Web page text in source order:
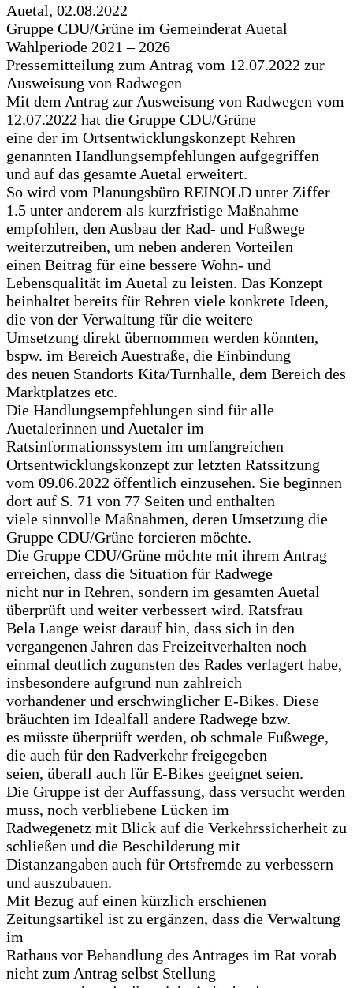
Auetal, 02.08.2022
Gruppe CDU/Grüne im Gemeinderat Auetal
Wahlperiode 2021 – 2026
Pressemitteilung zum Antrag vom 12.07.2022 zur
Ausweisung von Radwegen
Mit dem Antrag zur Ausweisung von Radwegen vom
12.07.2022 hat die Gruppe CDU/Grüne
eine der im Ortsentwicklungskonzept Rehren
genannten Handlungsempfehlungen aufgegriffen
und auf das gesamte Auetal erweitert.
So wird vom Planungsbüro REINOLD unter Ziffer
1.5 unter anderem als kurzfristige Maßnahme
empfohlen, den Ausbau der Rad- und Fußwege
weiterzutreiben, um neben anderen Vorteilen
einen Beitrag für eine bessere Wohn- und
Lebensqualität im Auetal zu leisten. Das Konzept
beinhaltet bereits für Rehren viele konkrete Ideen,
die von der Verwaltung für die weitere
Umsetzung direkt übernommen werden könnten,
bspw. im Bereich Auestraße, die Einbindung
des neuen Standorts Kita/Turnhalle, dem Bereich des
Marktplatzes etc.
Die Handlungsempfehlungen sind für alle
Auetalerinnen und Auetaler im
Ratsinformationssystem im umfangreichen
Ortsentwicklungskonzept zur letzten Ratssitzung
vom 09.06.2022 öffentlich einzusehen. Sie beginnen
dort auf S. 71 von 77 Seiten und enthalten
viele sinnvolle Maßnahmen, deren Umsetzung die
Gruppe CDU/Grüne forcieren möchte.
Die Gruppe CDU/Grüne möchte mit ihrem Antrag
erreichen, dass die Situation für Radwege
nicht nur in Rehren, sondern im gesamten Auetal
überprüft und weiter verbessert wird. Ratsfrau
Bela Lange weist darauf hin, dass sich in den
vergangenen Jahren das Freizeitverhalten noch
einmal deutlich zugunsten des Rades verlagert habe,
insbesondere aufgrund nun zahlreich
vorhandener und erschwinglicher E-Bikes. Diese
bräuchten im Idealfall andere Radwege bzw.
es müsste überprüft werden, ob schmale Fußwege,
die auch für den Radverkehr freigegeben
seien, überall auch für E-Bikes geeignet seien.
Die Gruppe ist der Auffassung, dass versucht werden
muss, noch verbliebene Lücken im
Radwegenetz mit Blick auf die Verkehrssicherheit zu
schließen und die Beschilderung mit
Distanzangaben auch für Ortsfremde zu verbessern
und auszubauen.
Mit Bezug auf einen kürzlich erschienen
Zeitungsartikel ist zu ergänzen, dass die Verwaltung
im
Rathaus vor Behandlung des Antrages im Rat vorab
nicht zum Antrag selbst Stellung